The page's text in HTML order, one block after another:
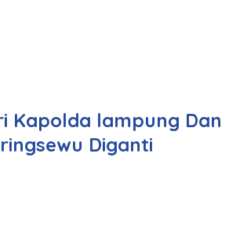
Kapolda lampung Dan
Diganti